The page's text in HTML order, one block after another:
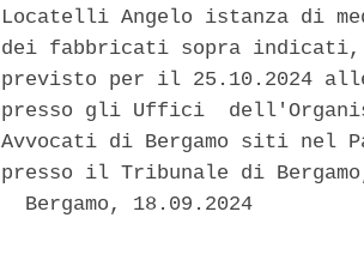
Locatelli Angelo istanza di
dei fabbricati sopra indicati,
previsto per il 25.10.2024
presso gli Uffici
Avvocati di Bergamo siti nel
presso il Tribunale di
  Bergamo, 18.09.2024